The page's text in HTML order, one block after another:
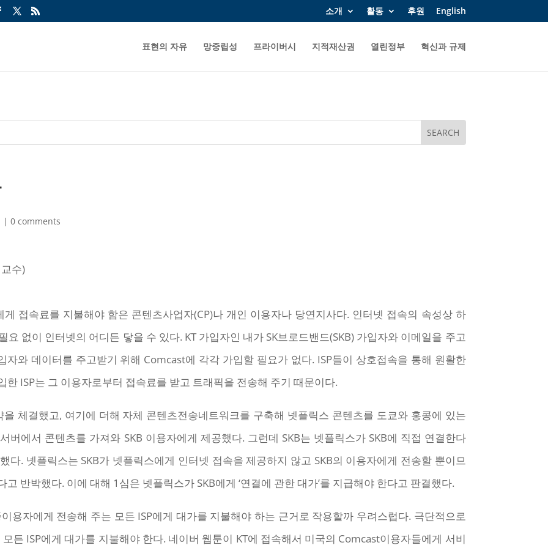
소개 활동 후원 English
표현의 자유 망중립성 프라이버시 지적재산권 열린정부 혁신과 규제
|0 comments
수)
접속료를 지불해야 함은 콘텐츠사업자(CP)나 개인 이용자나 당연지사다. 인터넷 접속의 속성상 하
요 없이 인터넷의 어디든 닿을 수 있다. KT 가입자인 내가 SK브로드밴드(SKB) 가입자와 이메일을 주고
자와 데이터를 주고받기 위해 Comcast에 각각 가입할 필요가 없다. ISP들이 상호접속을 통해 원활한
ISP는 그 이용자로부터 접속료를 받고 트래픽을 전송해 주기 때문이다.
체결했고, 여기에 더해 자체 콘텐츠전송네트워크를 구축해 넷플릭스 콘텐츠를 도쿄와 홍콩에 있는
버에서 콘텐츠를 가져와 SKB 이용자에게 제공했다. 그런데 SKB는 넷플릭스가 SKB에 직접 연결한다
다. 넷플릭스는 SKB가 넷플릭스에게 인터넷 접속을 제공하지 않고 SKB의 이용자에게 전송할 뿐이므
반박했다. 이에 대해 1심은 넷플릭스가 SKB에게 ‘연결에 관한 대가’를 지급해야 한다고 판결했다.
용자에게 전송해 주는 모든 ISP에게 대가를 지불해야 하는 근거로 작용할까 우려스럽다. 극단적으로
든 ISP에게 대가를 지불해야 한다. 네이버 웹툰이 KT에 접속해서 미국의 Comcast이용자들에게 서비